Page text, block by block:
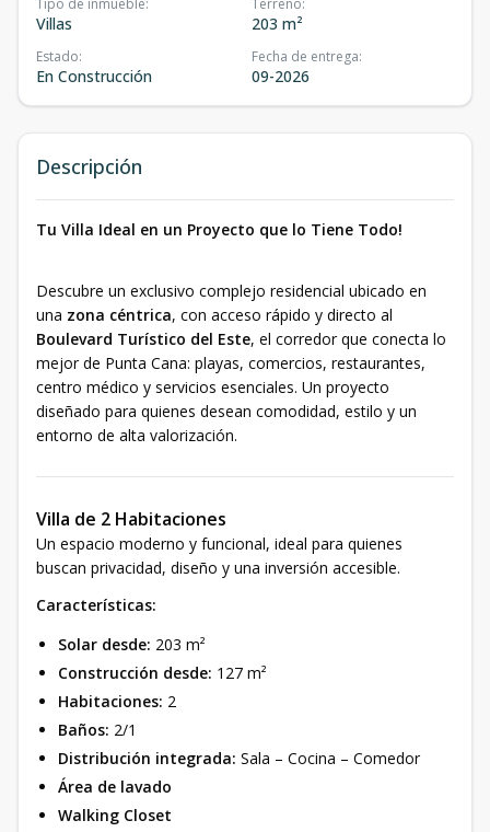
Tipo de inmueble:
Villas
Terreno:
203 m²
Estado:
En Construcción
Fecha de entrega:
09-2026
Descripción
Tu Villa Ideal en un Proyecto que lo Tiene Todo!
Descubre un exclusivo complejo residencial ubicado en
una zona céntrica, con acceso rápido y directo al
Boulevard Turístico del Este, el corredor que conecta lo
mejor de Punta Cana: playas, comercios, restaurantes,
centro médico y servicios esenciales. Un proyecto
diseñado para quienes desean comodidad, estilo y un
entorno de alta valorización.
Villa de 2 Habitaciones
Un espacio moderno y funcional, ideal para quienes
buscan privacidad, diseño y una inversión accesible.
Características:
Solar desde: 203 m²
Construcción desde: 127 m²
Habitaciones: 2
Baños: 2/1
Distribución integrada: Sala – Cocina – Comedor
Área de lavado
Walking Closet